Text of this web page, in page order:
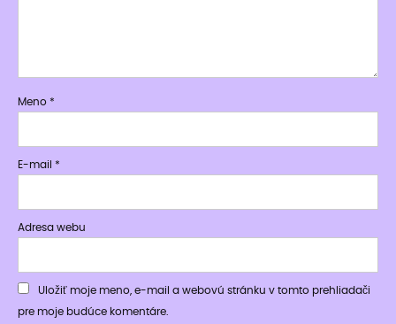
Meno *
E-mail *
Adresa webu
Uložiť moje meno, e-mail a webovú stránku v tomto prehliadači
pre moje budúce komentáre.